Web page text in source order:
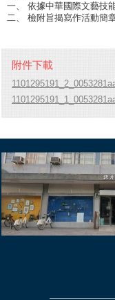
一、 依據中華國際文藝技
二、 檢附旨揭寫作活動簡
附件下載